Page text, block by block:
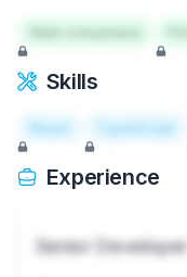
Start a business
Skills
React TypeScript
Experience
Senior Developer